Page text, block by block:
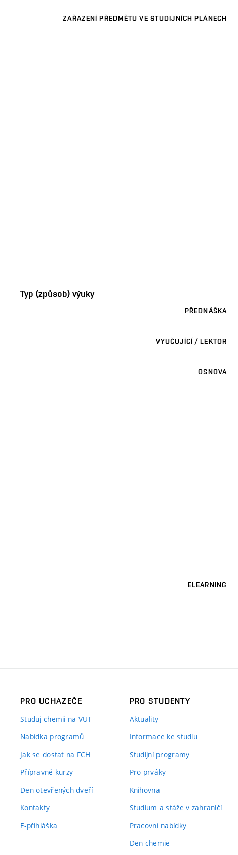
ZAŘAZENÍ PŘEDMĚTU VE STUDIJNÍCH PLÁNECH
Typ (způsob) výuky
PŘEDNÁŠKA
VYUČUJÍCÍ / LEKTOR
OSNOVA
ELEARNING
PRO UCHAZEČE
Studuj chemii na VUT
Nabídka programů
Jak se dostat na FCH
Přípravné kurzy
Den otevřených dveří
Kontakty
E-přihláška
PRO STUDENTY
Aktuality
Informace ke studiu
Studijní programy
Pro prváky
Knihovna
Studium a stáže v zahraničí
Pracovní nabídky
Den chemie